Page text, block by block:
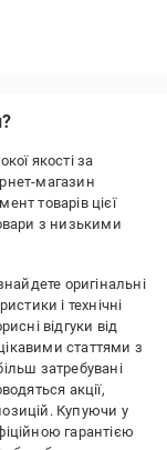
якості за
магазин
товарів цієї
з низькими
оригінальні
і технічні
відгуки від
статтями з
затребувані
акції,
Купуючи у
гарантією